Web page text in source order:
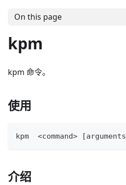
On this page
kpm
kpm 命令。
使用
kpm <command> [arguments
介绍